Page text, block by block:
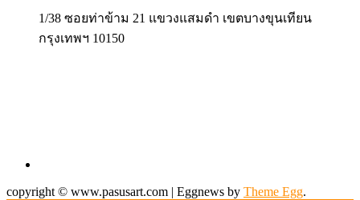
1/38 ซอยท่าข้าม 21 แขวงแสมดำ เขตบางขุนเทียน
กรุงเทพฯ 10150
copyright © www.pasusart.com | Eggnews by Theme Egg.